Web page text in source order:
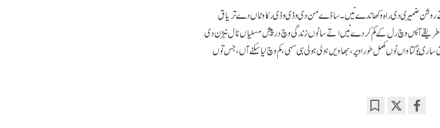
روشن ضمیری دی راہ وکھاندے نیں۔ ساڈے من دی وڈی وڈی رکاوٹاں دے تریاق
طریقے آپس وچ رل کے کم کردے نیں اتے سانوں زندگی وچ درپیش مسلیاں نال نبڑن دی
یوگتاواں نوں مکمل طور اوپر، بھاویں ہولی ہولی ہی سہی، کم وچ لیا سکنے آں، جس توں